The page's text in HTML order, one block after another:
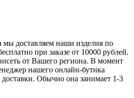
мы доставляем наши изделия по
при заказе от 10000 рублей.
от Вашего региона. В момент
нашего онлайн-бутика
Обычно она занимает 1-3